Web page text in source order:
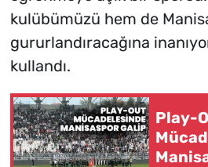
kulübümüzü hem de
gururlandıracağına
kullandı.
Play-